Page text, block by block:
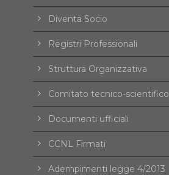
Diventa Socio
Registri Professionali
Struttura Organizzativa
Comitato tecnico-scientifico
Documenti ufficiali
CCNL Firmati
Adempimenti legge 4/2013